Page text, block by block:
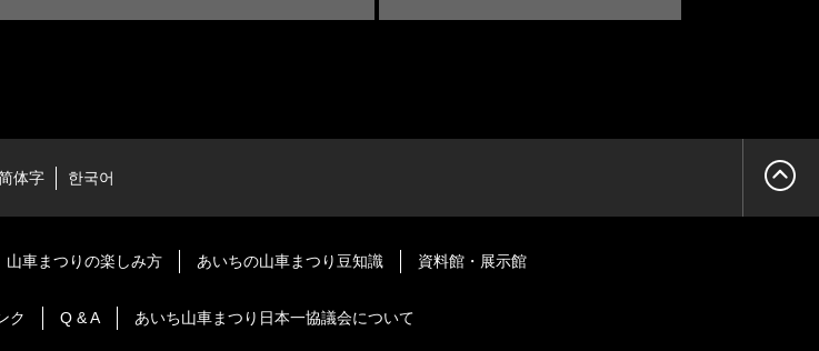
体字 한국어
山車まつりの楽しみ方 あいちの山車まつり豆知識 資料館・展示館
ク Q & A あいち山車まつり日本一協議会について